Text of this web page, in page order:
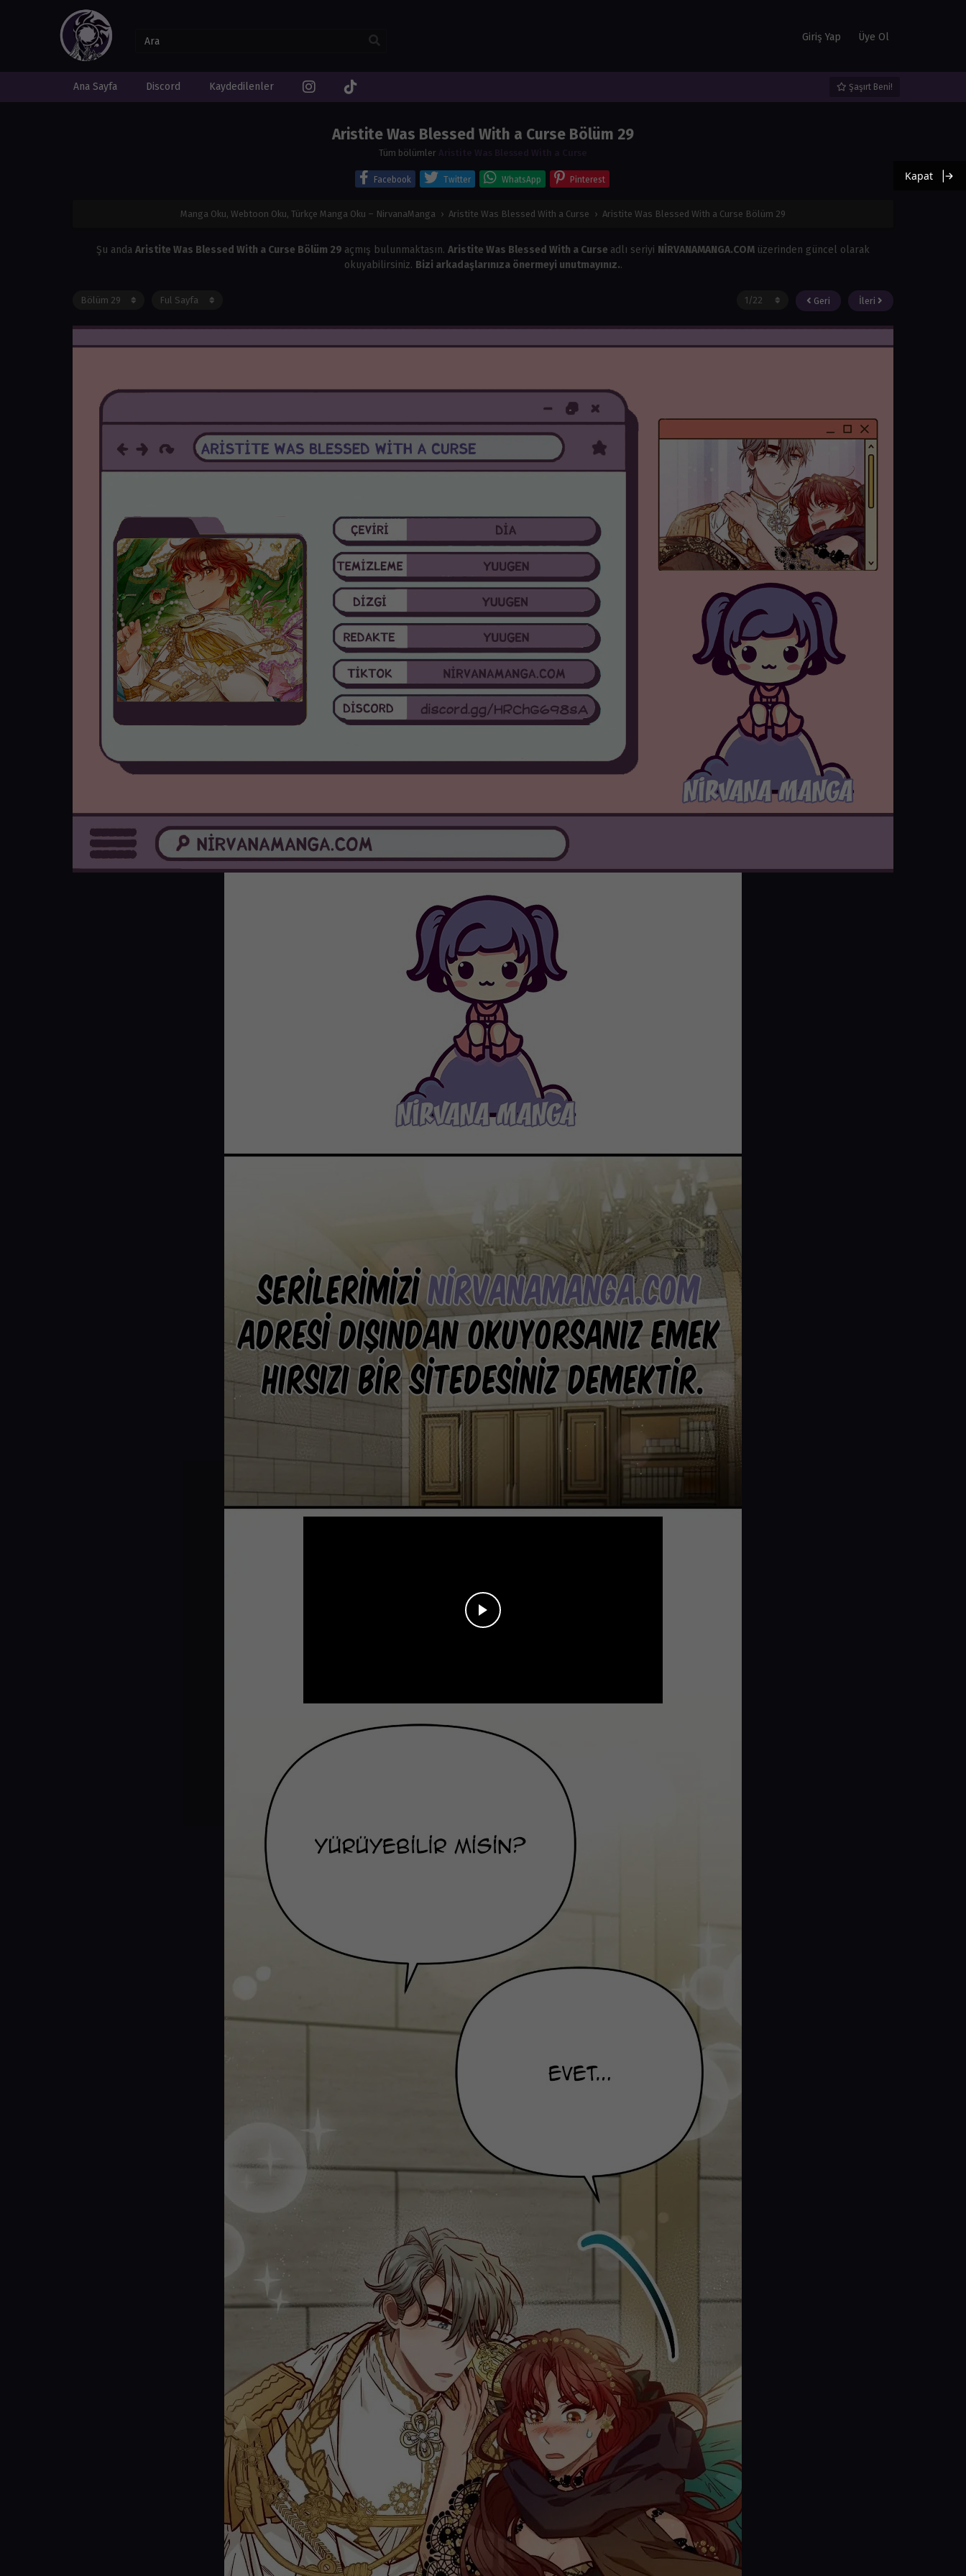
Giriş Yap Üye Ol
Ana Sayfa Discord Kaydedilenler Şaşırt Beni!
Aristite Was Blessed With a Curse Bölüm 29
Tüm bölümler Aristite Was Blessed With a Curse
Facebook Twitter WhatsApp Pinterest
Manga Oku, Webtoon Oku, Türkçe Manga Oku – NirvanaManga › Aristite Was Blessed With a Curse › Aristite Was Blessed With a Curse Bölüm 29
Şu anda Aristite Was Blessed With a Curse Bölüm 29 açmış bulunmaktasın. Aristite Was Blessed With a Curse adlı seriyi NİRVANAMANGA.COM üzerinden güncel olarak
okuyabilirsiniz. Bizi arkadaşlarınıza önermeyi unutmayınız..
Geri İleri
Kapat